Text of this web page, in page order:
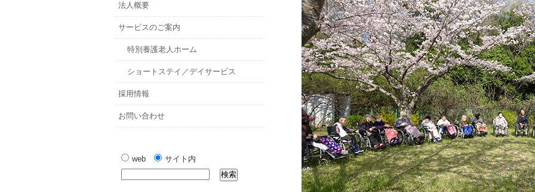
法人概要
サービスのご案内
特別養護老人ホーム
ショートステイ／デイサービス
採用情報
お問い合わせ
web サイト内